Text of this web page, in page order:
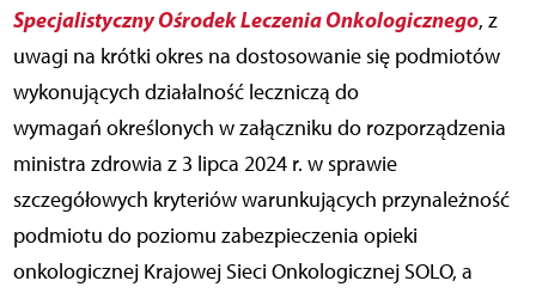
Specjalistyczny Ośrodek Leczenia Onkologicznego, z
uwagi na krótki okres na dostosowanie się podmiotów
wykonujących działalność leczniczą do
wymagań określonych w załączniku do rozporządzenia
ministra zdrowia z 3 lipca 2024 r. w sprawie
szczegółowych kryteriów warunkujących przynależność
podmiotu do poziomu zabezpieczenia opieki
onkologicznej Krajowej Sieci Onkologicznej SOLO, a